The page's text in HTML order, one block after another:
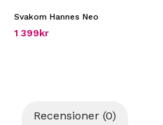
Recensioner (0)
Svakom Hannes Neo
1 399kr